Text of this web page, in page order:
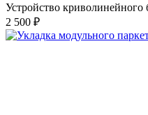
Устройство криволинейного
2 500 ₽